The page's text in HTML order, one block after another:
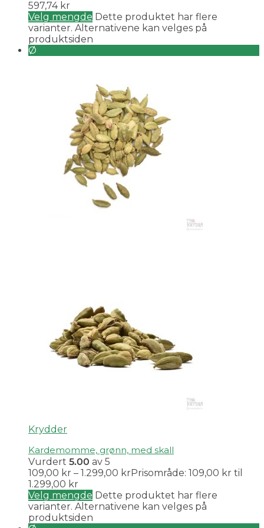
597,74 kr
Velg mengde Dette produktet har flere
varianter. Alternativene kan velges på
produktsiden
Ø
Krydder
Kardemomme, grønn, med skall
Vurdert 5.00 av 5
109,00 kr – 1.299,00 krPrisområde: 109,00 kr til
1.299,00 kr
Velg mengde Dette produktet har flere
varianter. Alternativene kan velges på
produktsiden